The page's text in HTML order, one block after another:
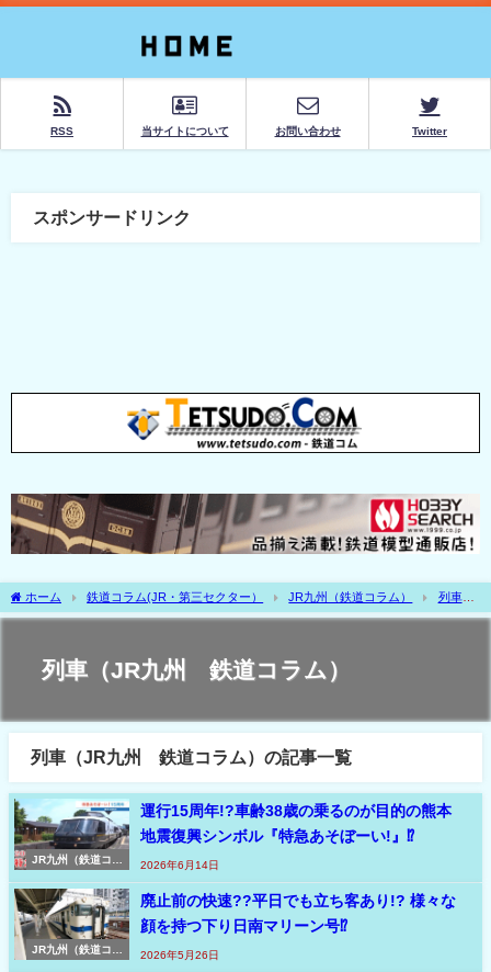
RSS 当サイトについて お問い合わせ Twitter
スポンサードリンク
ホーム 鉄道コラム(JR・第三セクター） JR九州（鉄道コラム）
列車
（JR九州 鉄道コラム）
列車（JR九州 鉄道コラム）
列車（JR九州 鉄道コラム）の記事一覧
JR九州（鉄道コラ
運行15周年!?車齢38歳の乗るのが目的の熊本
地震復興シンボル『特急あそぼーい!』⁉
2026年6月14日
JR九州（鉄道コラ
廃止前の快速??平日でも立ち客あり!? 様々な
顔を持つ下り日南マリーン号⁉
2026年5月26日